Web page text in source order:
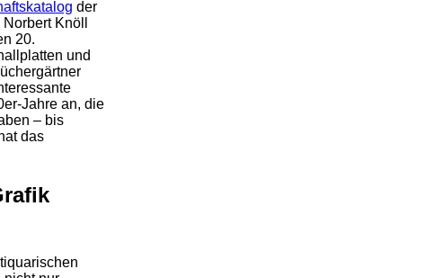
der
Knöll
20.
und
Jahre an, die
– bis
das